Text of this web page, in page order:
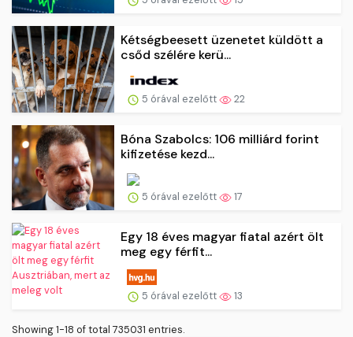
Kétségbeesett üzenetet küldött a
csőd szélére kerü...
5 órával ezelőtt 22
Bóna Szabolcs: 106 milliárd forint
kifizetése kezd...
5 órával ezelőtt 17
Egy 18 éves magyar fiatal azért ölt
meg egy férfit...
5 órával ezelőtt 13
Showing 1-18 of total 735031 entries.